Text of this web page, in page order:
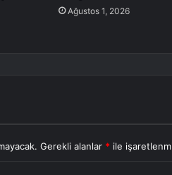
Ağustos 1, 2026
Gerekli alanlar * ile